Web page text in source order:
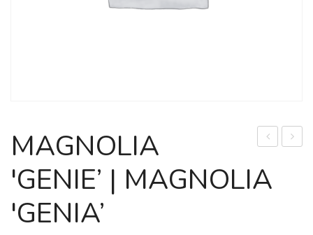
MOSS
MAGNOLIA
'GENIE’ | MAGNOLIA
'GENIA’